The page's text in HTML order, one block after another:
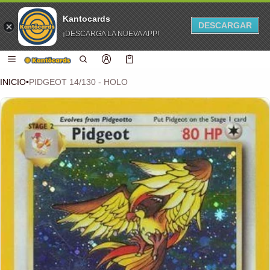
INICIO•PIDGEOT 14/130 - HOLO
DEL PRODUCTO
Kantocards
¡DESCARGA LA NUEVA APP!
DESCARGAR